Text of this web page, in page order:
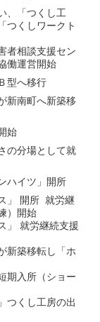
、「つくし工
つくしワークト
者相談支援セン
働運営開始
型へ移行
新南町へ新築移
始
の分場として就
ハイツ」開所
」 開所 就労継
）開始
」 就労継続支援
新築移転し「ホ
期入所（ショー
つくし工房の出